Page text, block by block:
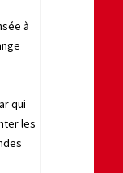
à
qui
les